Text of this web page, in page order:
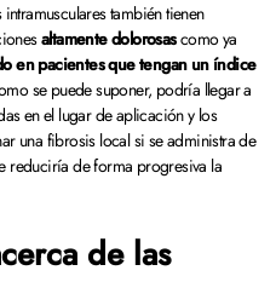
también tienen
altamente dolorosascomo ya
en pacientes que tengan un índice
se puede suponer, podría llegar a
en el lugar de aplicación y los
una fibrosis local si se administra de
reduciría de forma progresiva la
de las